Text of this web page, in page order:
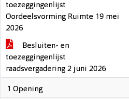
toezeggingenlijst
Oordeelsvorming Ruimte 19 mei
2026
Besluiten- en
toezeggingenlijst
raadsvergadering 2 juni 2026
1 Opening